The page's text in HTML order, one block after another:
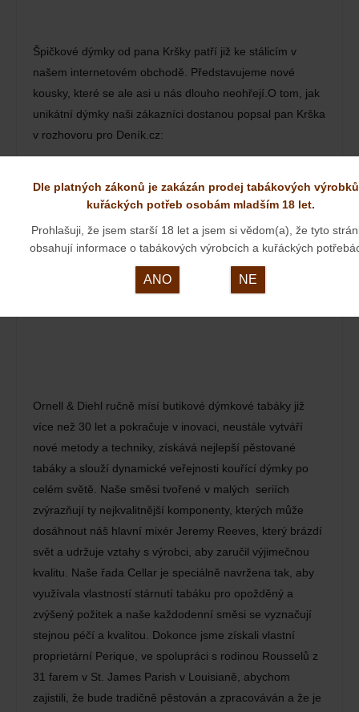
Špičkové dýmky od pana Kršky patří již ke stálicím v
našem internetovém obchodě. Představujeme nové
kousky, které se ale asi u nás dlouho neohřejí.O tom, jak
unikátní dýmky naši zákazníci dostanou popsal pan Krška
v rozhovoru pro Deník.cz:
23. 03. 2024
Ornell & Diehl ručně mísí butikové dýmkové tabáky již
více než 30 let a pokračuje v inovaci, neustále vytváří
nové metody a techniky, získává nejlepší pěstované
tabáky a slouží dynamické veřejnosti kouřící dýmky po
celém světě. Naše směsi tvořené v malých seriích
zvýrazňují ty nejkvalitnější komponenty, kterých může
dosáhnout náš hlavní mixér Jeremy Reeves, který brázdí
svět a udržuje vztahy s výrobci, aby zaručil výjimečnou
kvalitu. Naše řada Cellar je speciálně navržena tak, aby
využívala vlastností stárnutí tabáku pro opožděný a
zvýšený požitek a naše každodenní směsi se vyznačují
stejnou péčí a kvalitou. Dokonce jsme získali vlastní
proprietární Perique, ve spolupráci s rodinou Rousselů z
31 farem v St. James Parish v Louisianě, abychom
zajistili, že bude tradičně pěstován a zpracováván a že je
Dle platných zákonů je zakázán prodej tabákových
kuřáckých potřeb osobám mladším 18 let.
Prohlašuji, že jsem starší 18 let a jsem si vědom(a), že tyto
obsahují informace o tabákových výrobcích a kuřáckých
ANO NE